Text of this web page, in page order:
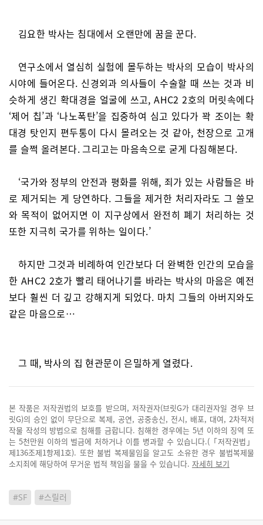
김요한 박사는 침대에서 오랜만에 꿈을 꾼다.
연구소에서 열심히 실험에 몰두하는 박사의 모습이 박사의
시야에 들어온다. 신경외과 의사들이 수술할 때 쓰는 것과 비
슷하게 생긴 확대경을 얼굴에 쓰고, AHC2 2호의 머릿속에다
‘제어 칩’과 ‘나노폭탄’을 집중하여 심고 있다가 꽉 조이는 확
대경 탓인지 편두통이 다시 몰려오는 것 같아, 천장으로 고개
를 슬쩍 올려본다. 그리고는 마음속으로 굳게 다짐해본다.
‘국가와 정부의 안전과 평화를 위해, 죄가 있는 사람들은 바
로 제거되는 게 당연하다. 그들을 제거한 처리자라도 그 쓸모
와 목적이 없어지면 이 지구상에서 완전히 폐기 처리하는 것
또한 지극히 국가를 위하는 일이다.’
하지만 그것과 비례하여 인간보다 더 완벽한 인간의 모습을
한 AHC2 2호가 빨리 태어나기를 바라는 박사의 마음은 예전
보다 훨씬 더 깊고 강해지게 되었다. 마치 그들의 아버지와도
같은 마음으로…
그 때, 박사의 집 현관문이 은밀하게 열렸다.
본 작품은 저작권법의 보호를 받으며, 저작권자(브릿G가 대리권자일 경우 브
릿G)의 승인 없이 무단으로 복제, 공연, 공중송신, 전시, 배포, 대여, 2차적저
작물 작성의 방법으로 침해를 금합니다. 침해한 경우에는 5년 이하의 징역 또
는 5천만원 이하의 벌금에 처하거나 이를 병과할 수 있습니다.(「저작권법」
제136조제1항제1호). 또한 불법 복제물임을 알고도 소유한 경우 불법복제물
소지죄에 해당하여 무거운 법적 책임을 물을 수 있습니다. 자세히 보기
#SF #스릴러